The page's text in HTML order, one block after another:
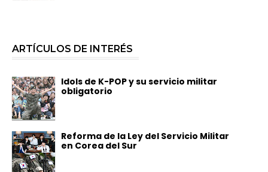
ARTÍCULOS DE INTERÉS
Idols de K-POP y su servicio militar
obligatorio
Reforma de la Ley del Servicio Militar
en Corea del Sur